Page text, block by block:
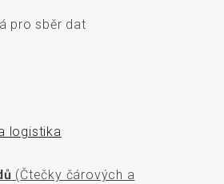
pro sběr dat
logistika
(Čtečky čárových a